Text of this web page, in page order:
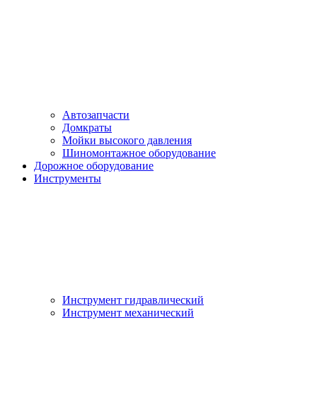
Автозапчасти
Домкраты
Мойки высокого давления
Шиномонтажное оборудование
Дорожное оборудование
Инструменты
Инструмент гидравлический
Инструмент механический